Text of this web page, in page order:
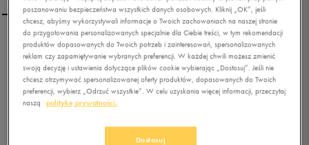
ADIDAS DAROGA PLUS
LEA
0.0( 0)
59,99 złz Vat
KLUBIE 50 STYLE
poszanowaniu bezpieczeństwa wszystkich danych osobowych. Kliknij „OK”, jeśli
chcesz, abyśmy wykorzystywali informacje o Twoich zachowaniach na naszej stronie
do przygotowania personalizowanych specjalnie dla Ciebie treści, w tym rekomendacji
produktów dopasowanych do Twoich potrzeb i zainteresowań, spersonalizowanych
reklam czy zapamiętywanie wybranych preferencji. W każdej chwili możesz zmienić
swoją decyzję i ustawienia dotyczące plików cookie wybierając „Dostosuj”. Jeśli nie
chcesz otrzymywać spersonalizowanej oferty produktów, dopasowanych do Twoich
preferencji, wybierz „Odrzuć wszystkie”. W celu uzyskania więcej informacji, przeczytaj
naszą
politykę prywatności.
Dostosuj